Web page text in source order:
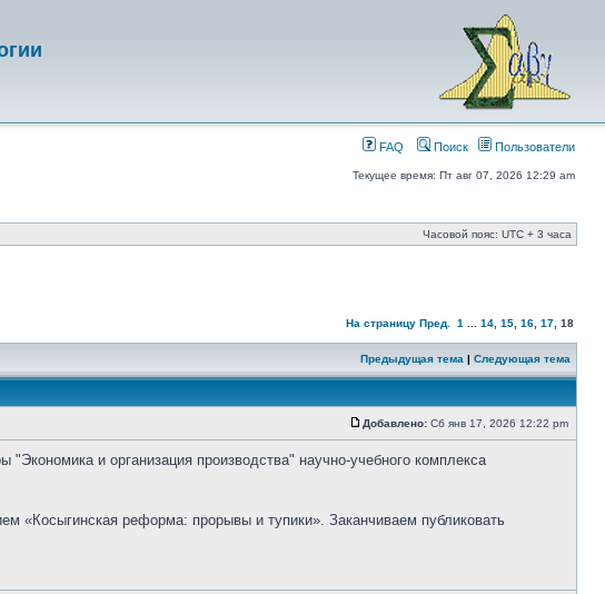
FAQ Поиск Пользователи
Текущее время: Пт авг 07, 2026 12:29 am
Часовой пояс: UTC + 3 часа
На страницу Пред. 1 14 15 16 17 18
Предыдущая тема | Следующая тема
Добавлено: Сб янв 17, 2026 12:22 pm
и организация производства" научно-учебного комплекса
«Косыгинская реформа: прорывы и тупики». Заканчиваем публиковать